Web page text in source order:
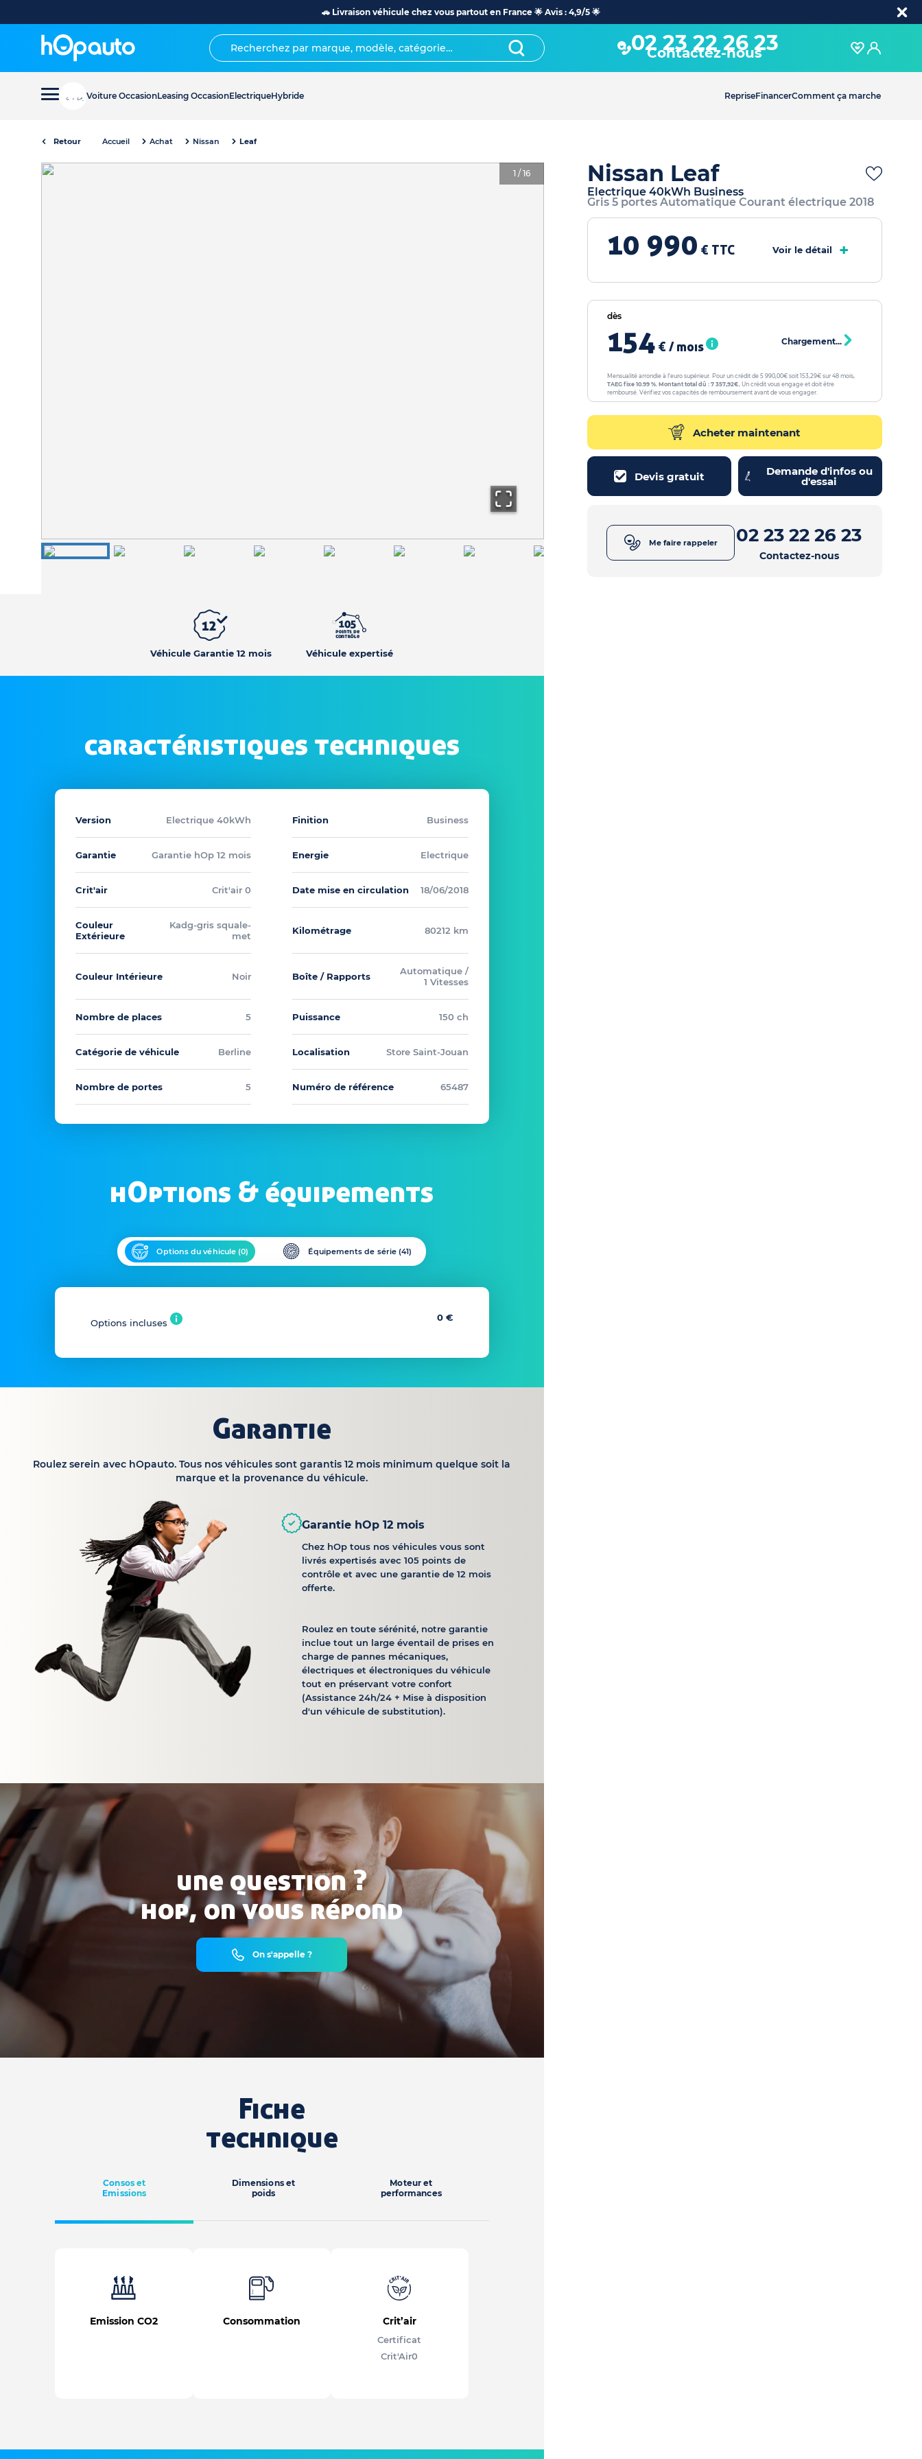
🚗 Livraison véhicule chez vous partout en France 🌟 Avis : 4,9/5 🌟
02 23 22 26 23
Contactez-nous
Voiture OccasionLeasing OccasionElectriqueHybride RepriseFinancerComment ça marche
Retour Accueil Achat Nissan Leaf
1 / 16
Véhicule Garantie 12 mois Véhicule expertisé
caractéristiques techniques
Version Electrique 40kWh Finition Business
Garantie Garantie hOp 12 mois Energie Electrique
Crit'air Crit'air 0 Date mise en circulation 18/06/2018
Couleur
Extérieure
Kadg-gris squale-
met
Kilométrage 80212 km
Couleur Intérieure Noir Boîte / Rapports
Automatique /
1 Vitesses
Nombre de places 5 Puissance 150 ch
Catégorie de véhicule Berline Localisation Store Saint-Jouan
Nombre de portes 5 Numéro de référence 65487
hOptions & équipements
Options du véhicule (0) Équipements de série (41)
Options incluses 0 €
Garantie
Roulez serein avec hOpauto. Tous nos véhicules sont garantis 12 mois minimum quelque soit la
marque et la provenance du véhicule.
Garantie hOp 12 mois
Chez hOp tous nos véhicules vous sont
livrés expertisés avec 105 points de
contrôle et avec une garantie de 12 mois
offerte.
Roulez en toute sérénité, notre garantie
inclue tout un large éventail de prises en
charge de pannes mécaniques,
électriques et électroniques du véhicule
tout en préservant votre confort
(Assistance 24h/24 + Mise à disposition
d'un véhicule de substitution).
une question ?
hop, on vous répond
On s'appelle ?
Fiche
technique
Consos et
Emissions
Dimensions et
poids
Moteur et
performances
Emission CO2 Consommation Crit’air
Certificat
Crit'Air0
Nissan Leaf
Electrique 40kWh Business
Gris 5 portes Automatique Courant électrique 2018
10 990 € TTC Voir le détail +
dès
154 € / mois Chargement...
Mensualité arrondie à l'euro supérieur. Pour un crédit de 5 990,00€ soit 153,29€ sur 48 mois,
TAEG fixe 10.99 %. Montant total dû : 7 357,92€, Un crédit vous engage et doit être
remboursé. Vérifiez vos capacités de remboursement avant de vous engager.
Acheter maintenant
Devis gratuit Demande d'infos ou
d'essai
Me faire rappeler 02 23 22 26 23
Contactez-nous